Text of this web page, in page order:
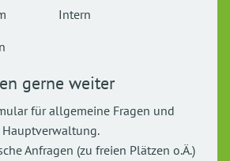
Intern
gerne weiter
für allgemeine Fragen und
Anfragen (zu freien Plätzen o.Ä.)